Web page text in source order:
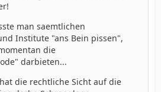
man saemtlichen
Institute "ans Bein pissen",
die
darbieten...
die rechtliche Sicht auf die